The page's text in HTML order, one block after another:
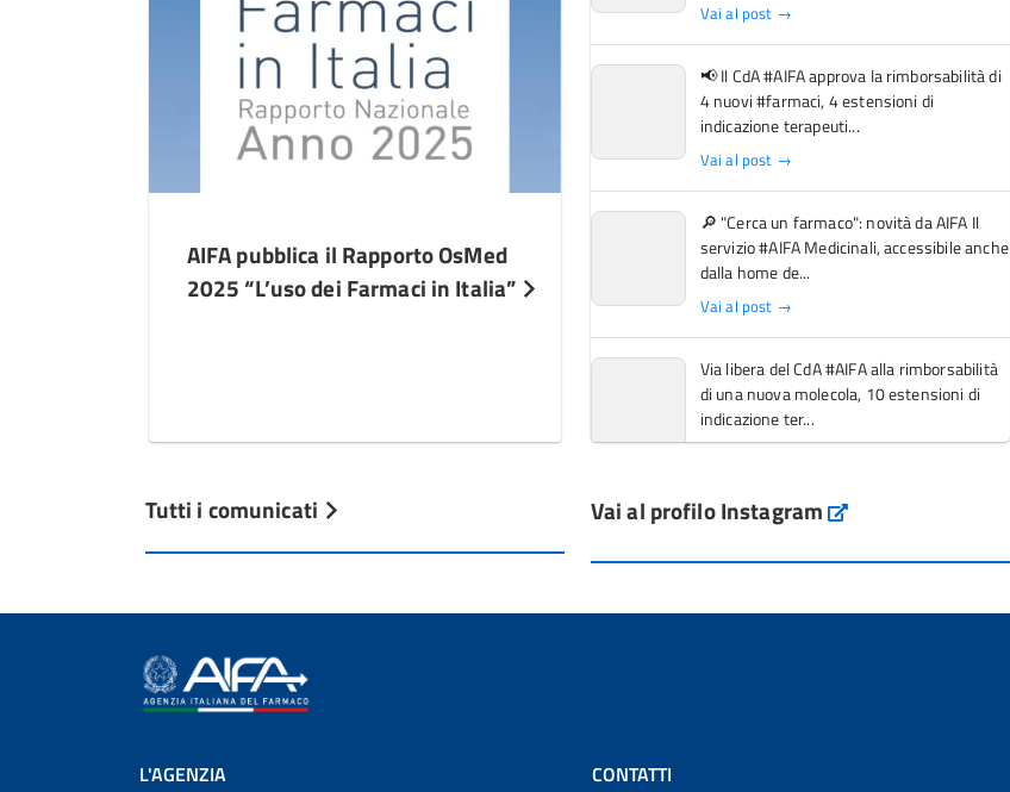
AIFA pubblica il Rapporto OsMed
2025 “L’uso dei Farmaci in Italia”
Tutti i comunicati
Vai al post →
📢 Il CdA #AIFA approva la rimborsabilità di
4 nuovi #farmaci, 4 estensioni di
indicazione terapeuti...
Vai al post →
🔎 "Cerca un farmaco": novità da AIFA Il
servizio #AIFA Medicinali, accessibile anche
dalla home de...
Vai al post →
Via libera del CdA #AIFA alla rimborsabilità
di una nuova molecola, 10 estensioni di
indicazione ter...
L'Italia si conferma tra i primi Paesi europei
dal Servi...
Vai al profilo Instagram Instagram
L'AGENZIA CONTATTI